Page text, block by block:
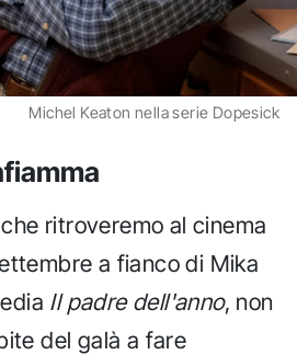
Michel Keaton nella serie Dopesick
ritroveremo al cinema
a fianco di Mika
Il padre dell'anno, non
del galà a fare